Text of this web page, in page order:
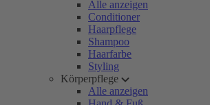
Alle anzeigen
Conditioner
Haarpflege
Shampoo
Haarfarbe
Styling
Körperpflege
Alle anzeigen